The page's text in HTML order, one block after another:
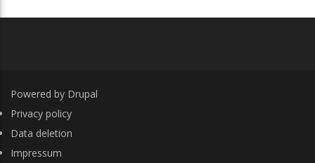
Powered by Drupal
FOOTER
Privacy policy
Data deletion
Impressum